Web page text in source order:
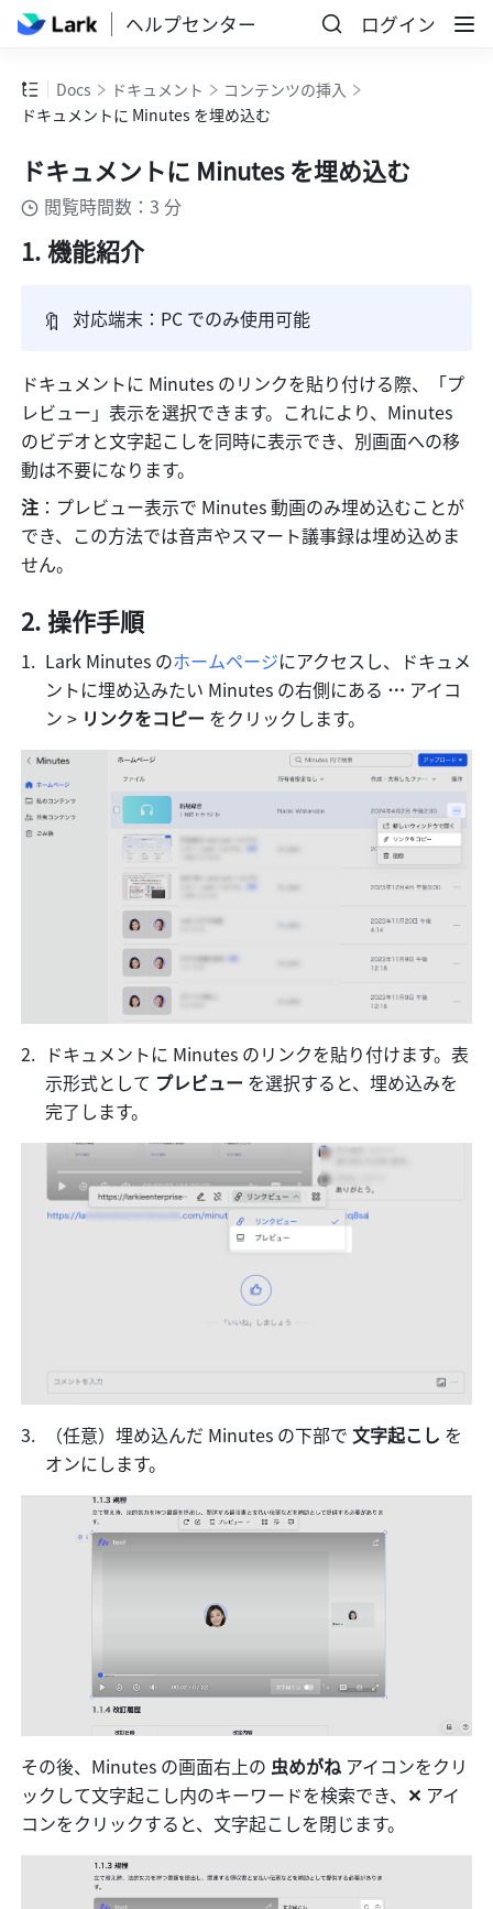
ヘルプセンター ログイン
Docs ドキュメント
コンテンツの挿入
ドキュメントに Minutes を埋め込む
ドキュメントに Minutes を埋め込む
閲覧時間数：3 分
機能紹介
🔖 対応端末：PC でのみ使用可能
ドキュメントに Minutes のリンクを貼り付ける際、「プ
レビュー」表示を選択できます。これにより、Minutes
のビデオと文字起こしを同時に表示でき、別画面への移
動は不要になります。
注 ：プレビュー表示で Minutes 動画のみ埋め込むことが
でき、この方法では音声やスマート議事録は埋め込めま
せん。
操作手順
Lark Minutes のホームページにアクセスし、ドキュメ
ントに埋め込みたい Minutes の右側にある … アイコ
ン > リンクをコピー をクリックします。
ドキュメントに Minutes のリンクを貼り付けます。表
示形式として プレビュー を選択すると、埋め込みを
完了します。
（任意）埋め込んだ Minutes の下部で 文字起こし を
オンにします。
その後、Minutes の画面右上の 虫めがね アイコンをクリ
ックして文字起こし内のキーワードを検索でき、 ✕ アイ
コンをクリックすると、文字起こしを閉じます。